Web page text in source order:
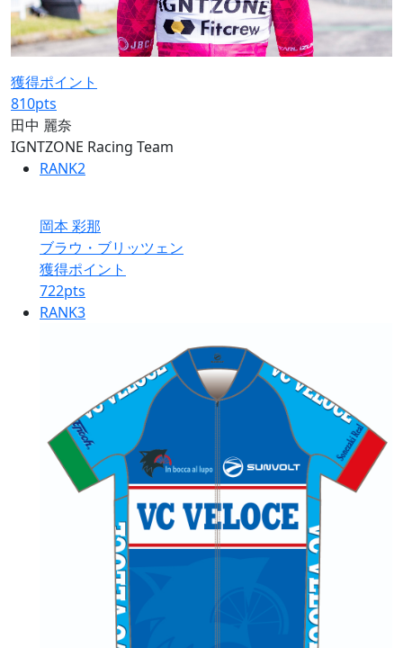
獲得ポイント
810pts
田中 麗奈
IGNTZONE Racing Team
RANK2
岡本 彩那
ブラウ・ブリッツェン
獲得ポイント
722pts
RANK3